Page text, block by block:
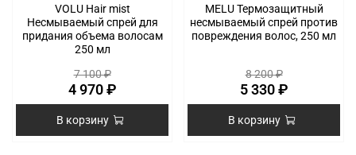
VOLU Hair mist
Несмываемый спрей для
придания объема волосам
250 мл
7 100 ₽
4 970 ₽
В корзину
MELU Термозащитный
несмываемый спрей против
повреждения волос, 250 мл
8 200 ₽
5 330 ₽
В корзину